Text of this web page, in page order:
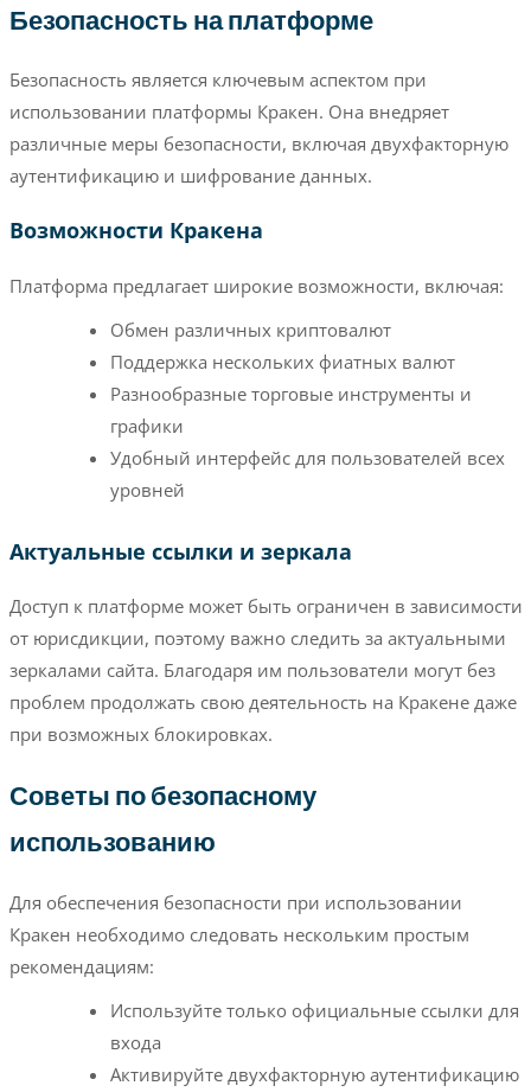
Безопасность на платформе
Безопасность является ключевым аспектом при
использовании платформы Кракен. Она внедряет
различные меры безопасности, включая двухфакторную
аутентификацию и шифрование данных.
Возможности Кракена
Платформа предлагает широкие возможности, включая:
Обмен различных криптовалют
Поддержка нескольких фиатных валют
Разнообразные торговые инструменты и
графики
Удобный интерфейс для пользователей всех
уровней
Актуальные ссылки и зеркала
Доступ к платформе может быть ограничен в зависимости
от юрисдикции, поэтому важно следить за актуальными
зеркалами сайта. Благодаря им пользователи могут без
проблем продолжать свою деятельность на Кракене даже
при возможных блокировках.
Советы по безопасному
использованию
Для обеспечения безопасности при использовании
Кракен необходимо следовать нескольким простым
рекомендациям:
Используйте только официальные ссылки для
входа
Активируйте двухфакторную аутентификацию